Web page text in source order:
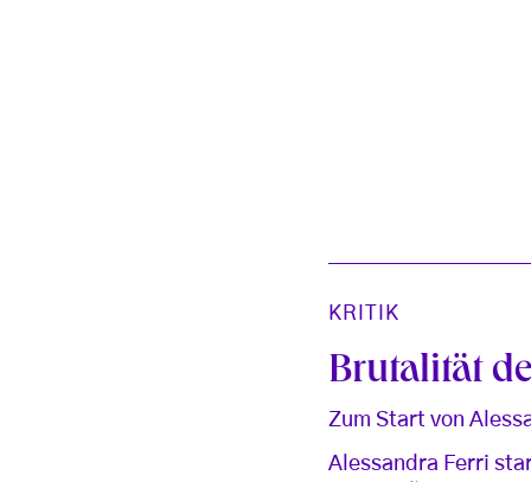
KRITIK
Brutalität
Zum Start von
Alessandra Ferri